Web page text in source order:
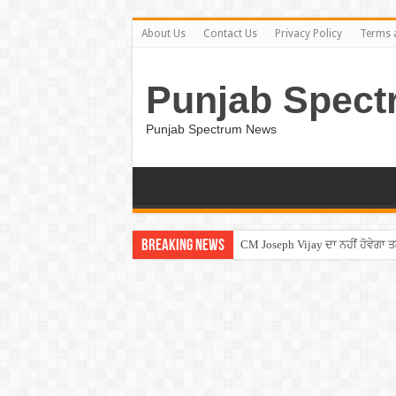
About Us Contact Us Privacy Policy Terms
Punjab
Punjab Spectrum News
Breaking News CM Joseph Vijay ਦਾ ਨਹੀਂ ਹੋਵੇਗਾ
Entertainment News –